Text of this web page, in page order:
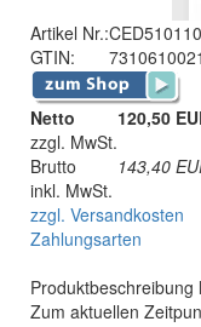
Artikel Nr.:
GTIN:
Netto
120,50
zzgl. MwSt.
Brutto
143,40
inkl. MwSt.
zzgl. Versandkosten
Zahlungsarten
Produktbeschreibung
Zum aktuellen